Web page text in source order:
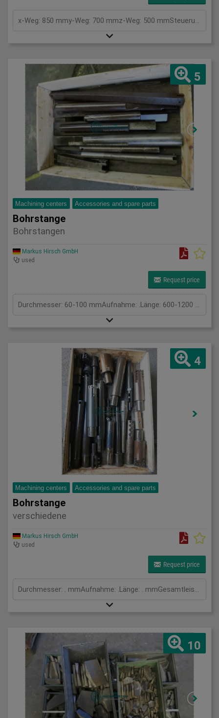
x-Weg: 850 mmy-Weg: 700 mmz-Weg: 500 mmSteuerung: Siemens 840 DDrehtisch: 800 mmc-Achse: 0.001º ( ±360º) 0B-Achse (Tisch): +25 / -110 º mmSpindeldrehzahl: 18.000 U/min/rpmWerkzeugaufnahme: HSK 63Werkzeugwechsler: 38 fach/toolsInnere Kühlung Zuführung: 80 barGesamtleistungsbedarf: 43 kVAMaschinengewicht ca.: 10,6 tRaumbedarf ca.: m
5
Machining centers Accessories and spare parts
Bohrstange
Bohrstangen
Markus Hirsch GmbH
used
Request price
Durchmesser: 60-100 mmAufnahme: .Länge: 600-1200 mmGesamtleistungsbedarf: kWMaschinengewicht ca.: tRaumbedarf ca.: m
4
Machining centers Accessories and spare parts
Bohrstange
verschiedene
Markus Hirsch GmbH
used
Request price
Durchmesser: . mmAufnahme: .Länge: . mmGesamtleistungsbedarf: . kWMaschinengewicht ca.: . tRaumbedarf ca.: . m
10